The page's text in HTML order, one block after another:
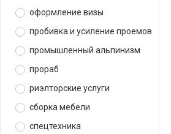
оформление визы
пробивка и усиление проемов
промышленный альпинизм
прораб
риэлторские услуги
сборка мебели
спецтехника